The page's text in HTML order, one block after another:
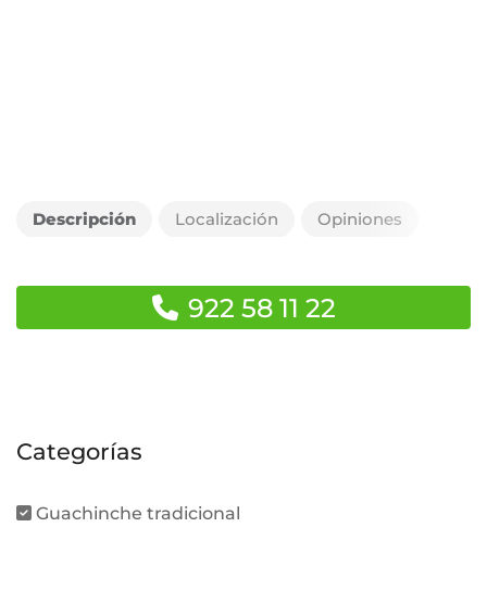
Descripción Localización Opiniones
922 58 11 22
Categorías
Guachinche tradicional